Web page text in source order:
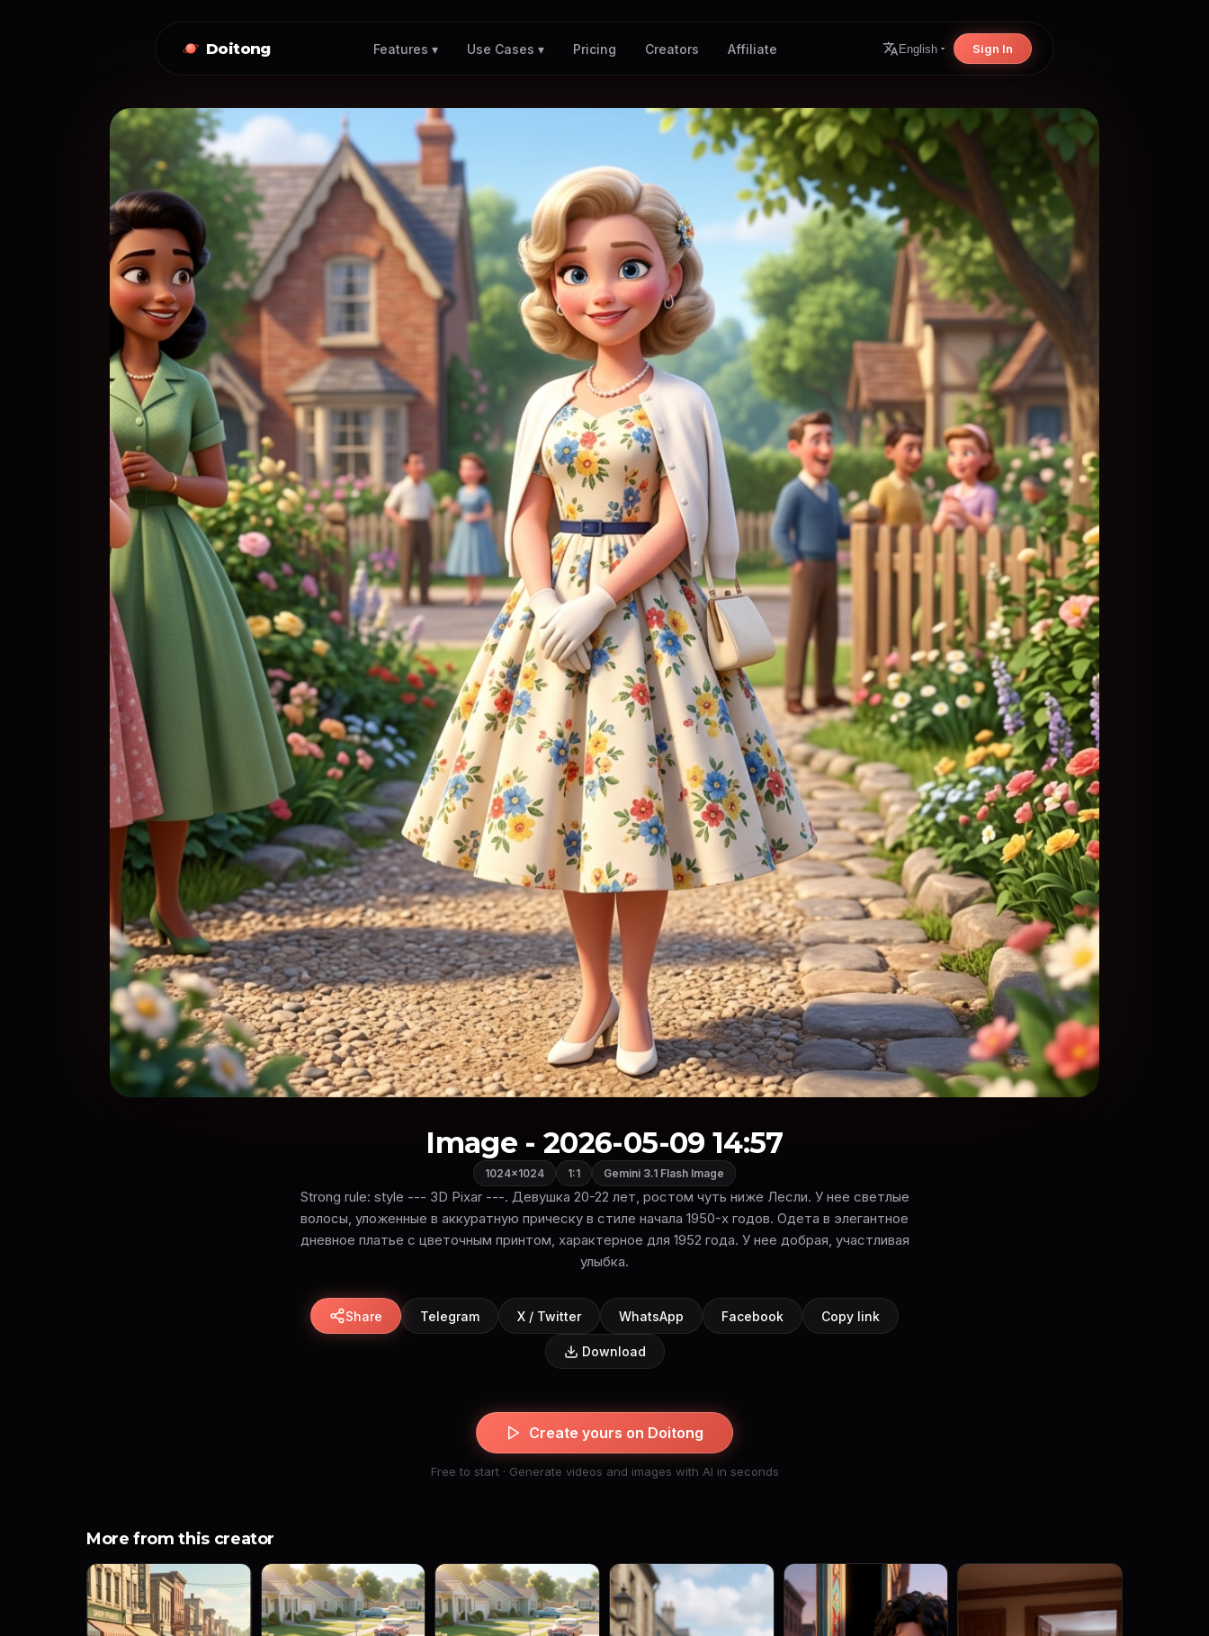
Doitong Features ▾ Use Cases ▾ Pricing Creators Affiliate English Sign In
Image - 2026-05-09 14:57
1024×1024 1:1 Gemini 3.1 Flash Image
Strong rule: style --- 3D Pixar ---. Девушка 20-22 лет, ростом чуть ниже Лесли. У нее светлые
волосы, уложенные в аккуратную прическу в стиле начала 1950-х годов. Одета в элегантное
дневное платье с цветочным принтом, характерное для 1952 года. У нее добрая, участливая
улыбка.
Share Telegram X / Twitter WhatsApp Facebook Copy link
Download
Create yours on Doitong
Free to start · Generate videos and images with AI in seconds
More from this creator